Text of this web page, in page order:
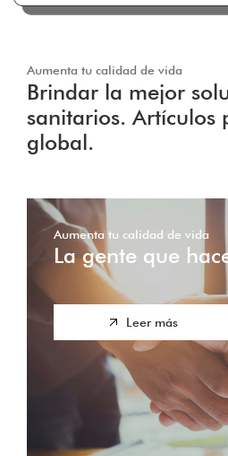
Aumenta tu calidad de vida
Brindar la mejor
sanitarios. Artículos
global.
Aumenta tu calidad de vida
La gente que
Leer más